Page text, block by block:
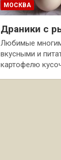
МОСКВА
Драники с
Любимые
вкусными и
картофелю